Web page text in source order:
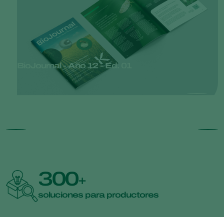
BioJournal - Año 12 - Ed. 01
300+
soluciones para productores